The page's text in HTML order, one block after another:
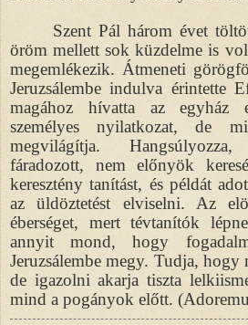
Szent Pál három évet
öröm mellett sok küzdelme is
megemlékezik. Átmeneti
Jeruzsálembe indulva érintette
magához hívatta az egyház
személyes nyilatkozat, de
megvilágítja.
fáradozott, nem előnyök
keresztény tanítást, és példát
az üldöztetést elviselni. Az
éberséget, mert tévtanítók
annyit mond, hogy
Jeruzsálembe megy. Tudja, hogy
de igazolni akarja tiszta
mind a pogányok előtt.